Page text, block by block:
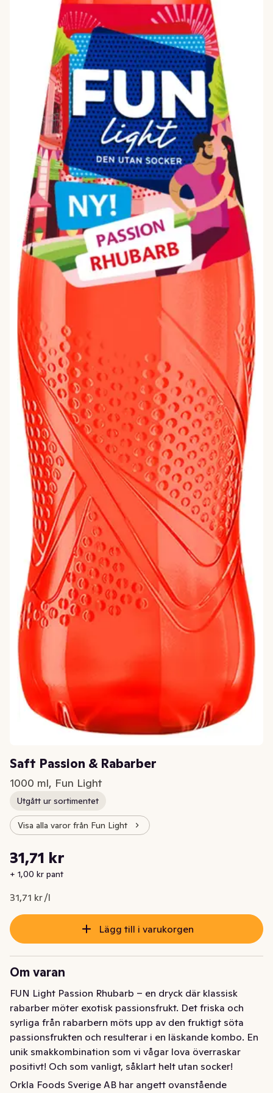
Saft Passion & Rabarber
1000 ml, Fun Light
Utgått ur sortimentet
Visa alla varor från Fun Light
Nuvarande pris är: 31,71 kr
31,71 kr
+ 1,00 kr pant
31,71 kr /l
Styckpris: 31,71 kr /l
Lägg till i varukorgen
Om varan
FUN Light Passion Rhubarb – en dryck där klassisk
rabarber möter exotisk passionsfrukt. Det friska och
syrliga från rabarbern möts upp av den fruktigt söta
passionsfrukten och resulterar i en läskande kombo. En
unik smakkombination som vi vågar lova överraskar
positivt! Och som vanligt, såklart helt utan socker!
Orkla Foods Sverige AB har angett ovanstående